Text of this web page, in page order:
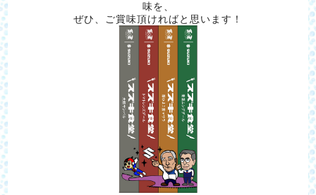
味を、
ぜひ、ご賞味頂ければと思います！